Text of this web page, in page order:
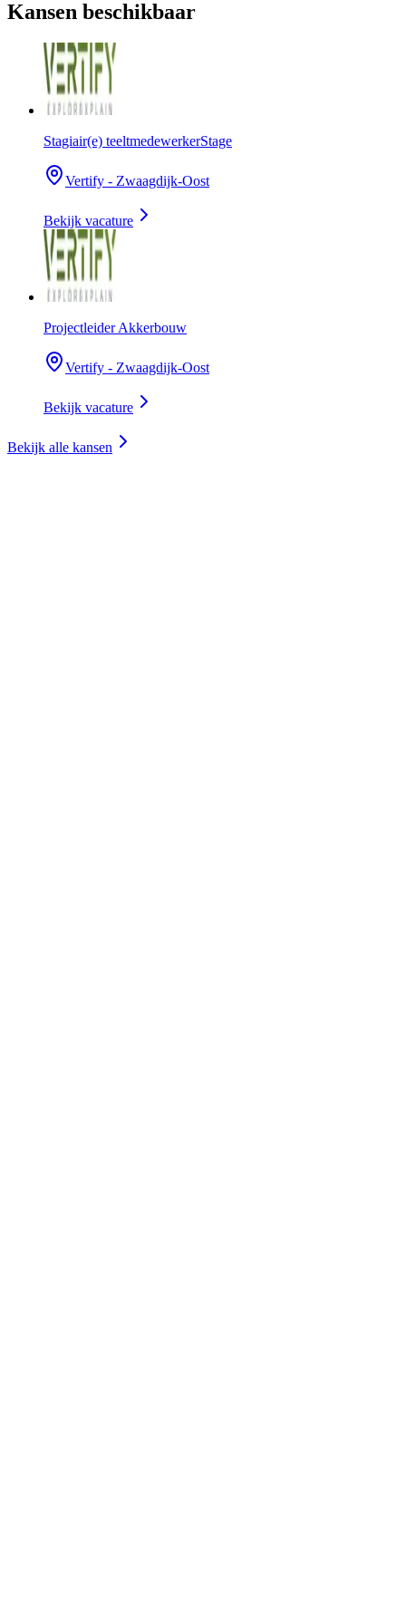
Kansen beschikbaar
Stagiair(e) teeltmedewerkerStage
Vertify - Zwaagdijk-Oost
Bekijk vacature
Projectleider Akkerbouw
Vertify - Zwaagdijk-Oost
Bekijk vacature
Bekijk alle kansen